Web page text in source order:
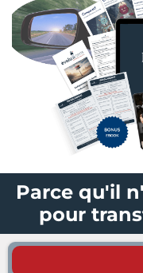
Parce qu'il
pour